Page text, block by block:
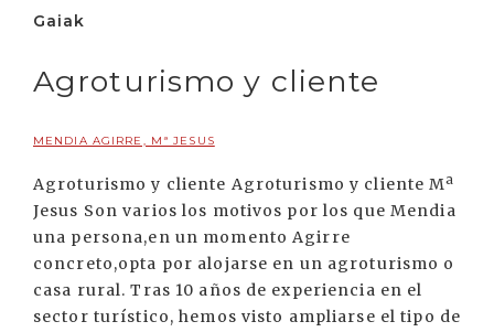
Gaiak
Agroturismo y cliente
MENDIA AGIRRE, Mª JESUS
Agroturismo y cliente Agroturismo y cliente Mª
Jesus Son varios los motivos por los que Mendia
una persona,en un momento Agirre
concreto,opta por alojarse en un agroturismo o
casa rural. Tras 10 años de experiencia en el
sector turístico, hemos visto ampliarse el tipo de